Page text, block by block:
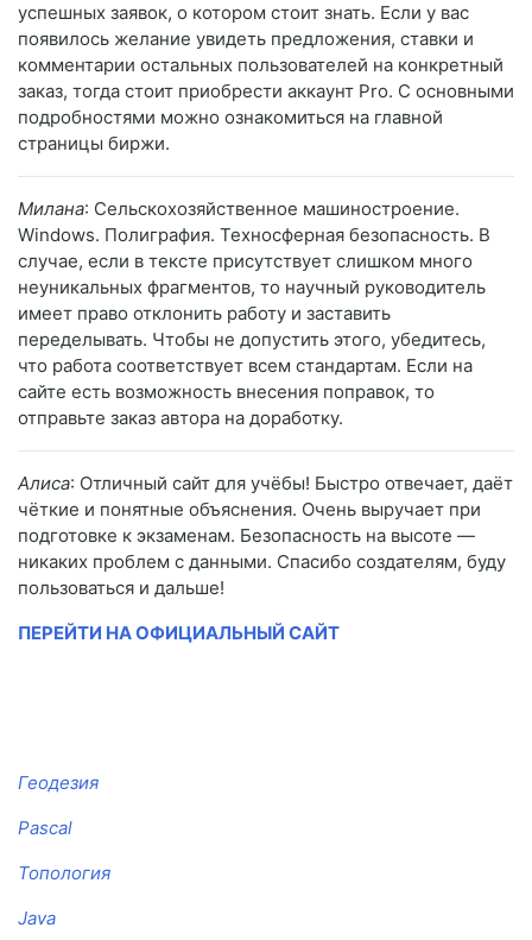
успешных заявок, о котором стоит знать. Если у вас
появилось желание увидеть предложения, ставки и
комментарии остальных пользователей на конкретный
заказ, тогда стоит приобрести аккаунт Pro. С основными
подробностями можно ознакомиться на главной
страницы биржи.
Милана: Сельскохозяйственное машиностроение.
Windows. Полиграфия. Техносферная безопасность. В
случае, если в тексте присутствует слишком много
неуникальных фрагментов, то научный руководитель
имеет право отклонить работу и заставить
переделывать. Чтобы не допустить этого, убедитесь,
что работа соответствует всем стандартам. Если на
сайте есть возможность внесения поправок, то
отправьте заказ автора на доработку.
Алиса: Отличный сайт для учёбы! Быстро отвечает, даёт
чёткие и понятные объяснения. Очень выручает при
подготовке к экзаменам. Безопасность на высоте —
никаких проблем с данными. Спасибо создателям, буду
пользоваться и дальше!
ПЕРЕЙТИ НА ОФИЦИАЛЬНЫЙ САЙТ
Геодезия
Pascal
Топология
Java